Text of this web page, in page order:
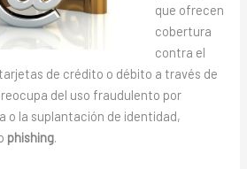
que ofrecen
cobertura
contra el
de crédito o débito a través de
del uso fraudulento por
o la suplantación de identidad,
phishing